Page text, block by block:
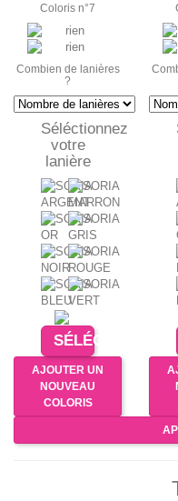
Coloris n°7
Combien de lanières
?
Séléctionnez
votre
lanière
SÉLÉCTIONNER
AJOUTER UN
NOUVEAU
COLORIS